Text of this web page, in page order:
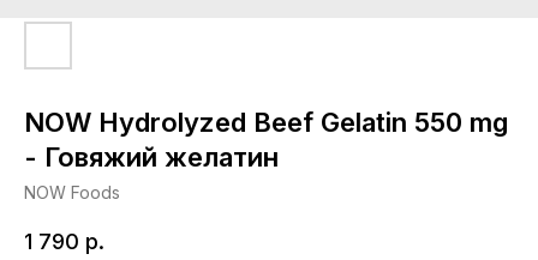
NOW Hydrolyzed Beef Gelatin 550 mg
- Говяжий желатин
NOW Foods
1 790 р.